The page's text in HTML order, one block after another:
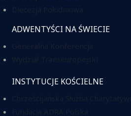
ADWENTYŚCI NA ŚWIECIE
INSTYTUCJE KOŚCIELNE